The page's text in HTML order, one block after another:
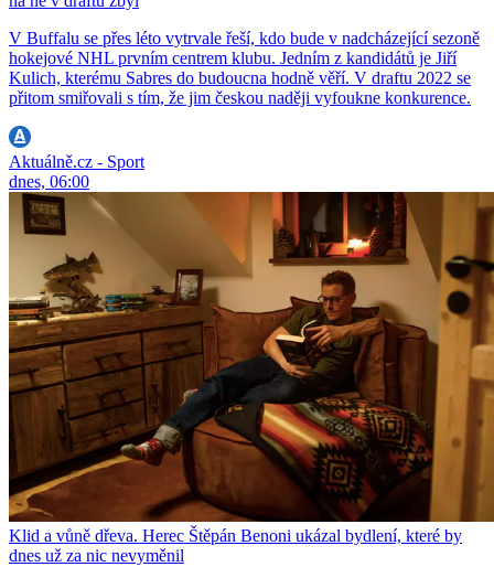
V Buffalu se přes léto vytrvale řeší, kdo bude v nadcházející sezoně
hokejové NHL prvním centrem klubu. Jedním z kandidátů je Jiří
Kulich, kterému Sabres do budoucna hodně věří. V draftu 2022 se
přitom smiřovali s tím, že jim českou naději vyfoukne konkurence.
Aktuálně.cz - Sport
dnes, 06:00
Klid a vůně dřeva. Herec Štěpán Benoni ukázal bydlení, které by
dnes už za nic nevyměnil